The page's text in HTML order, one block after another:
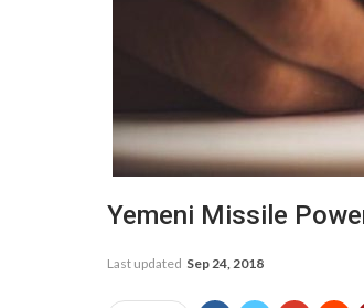
Yemeni Missile
Last updated Sep 24, 2018